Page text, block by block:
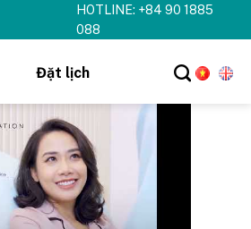
HOTLINE: +84 90 1885
088
Đặt lịch